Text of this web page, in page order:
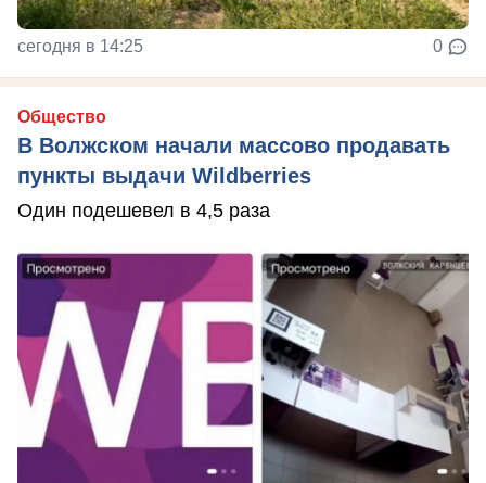
сегодня в 14:25 0
Общество
В Волжском начали массово продавать
пункты выдачи Wildberries
Один подешевел в 4,5 раза